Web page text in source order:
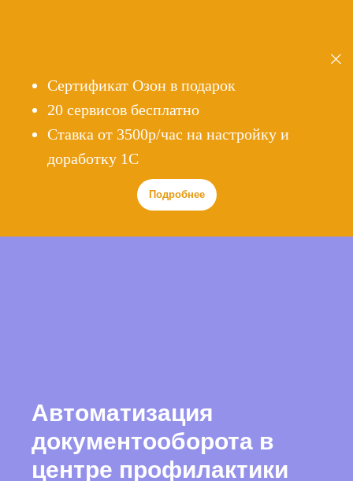
Сертификат Озон в подарок
20 сервисов бесплатно
Cтавка от 3500р/час на настройку и
доработку 1С
Подробнее
Автоматизация
документооборота в
центре профилактики